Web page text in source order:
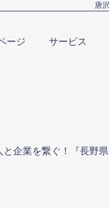
唐
ージ サービス
企業を繋ぐ！『長野